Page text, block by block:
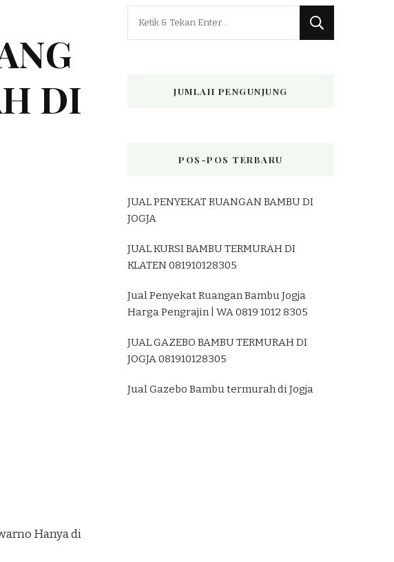
DI
Hanya di
JUMLAH PENGUNJUNG
POS-POS TERBARU
JUAL PENYEKAT RUANGAN BAMBU DI
JOGJA
JUAL KURSI BAMBU TERMURAH DI
KLATEN 081910128305
Jual Penyekat Ruangan Bambu Jogja
Harga Pengrajin | WA 0819 1012 8305
JUAL GAZEBO BAMBU TERMURAH DI
JOGJA 081910128305
Jual Gazebo Bambu termurah di Jogja